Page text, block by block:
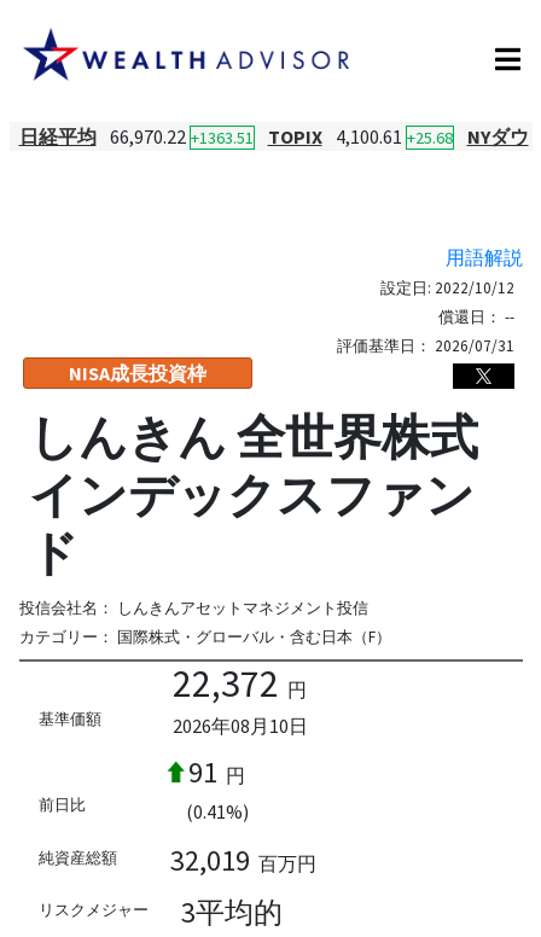
日経平均 66,970.22 +1363.51 TOPIX 4,100.61 +25.68 NYダウ
用語解説
NISA成長投資枠
設定日: 2022/10/12
償還日： --
評価基準日： 2026/07/31
しんきん 全世界株式
インデックスファン
ド
投信会社名： しんきんアセットマネジメント投信
カテゴリー： 国際株式・グローバル・含む日本（F）
基準価額
22,372 円
2026年08月10日
前日比
91 円
(0.41%)
純資産総額 32,019 百万円
リスクメジャー 3平均的